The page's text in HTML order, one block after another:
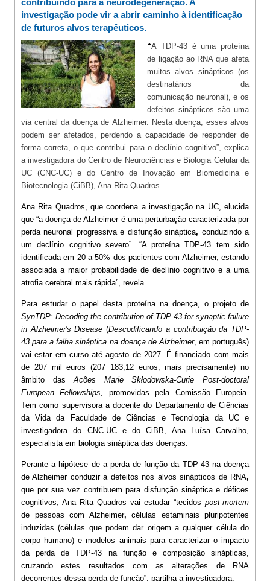
contribuindo para a neurodegeneração. A
investigação pode vir a abrir caminho à identificação
de futuros alvos terapêuticos.
“A TDP-43 é uma proteína
de ligação ao RNA que afeta
muitos alvos sinápticos (os
destinatários da
comunicação neuronal), e os
defeitos sinápticos são uma
via central da doença de Alzheimer. Nesta doença, esses alvos
podem ser afetados, perdendo a capacidade de responder de
forma correta, o que contribui para o declínio cognitivo”, explica
a investigadora do Centro de Neurociências e Biologia Celular da
UC (CNC-UC) e do Centro de Inovação em Biomedicina e
Biotecnologia (CiBB), Ana Rita Quadros.
Ana Rita Quadros, que coordena a investigação na UC, elucida
que “a doença de Alzheimer é uma perturbação caracterizada por
perda neuronal progressiva e disfunção sináptica, conduzindo a
umdeclínio cognitivo severo”. “A proteína TDP-43 tem sido
identificada em 20 a 50% dos pacientes com Alzheimer, estando
associada a maior probabilidade de declínio cognitivo e a uma
atrofia cerebral mais rápida”, revela.
Para estudar o papel desta proteína na doença, o projeto de
SynTDP: Decoding the contribution of TDP-43 for synaptic failure
in Alzheimer's Disease (Descodificando a contribuição da TDP-
43 para a falha sináptica na doença de Alzheimer, em português)
vai estar em curso até agosto de 2027. É financiado com mais
de 207 mil euros (207 183,12 euros, mais precisamente)no
âmbito dasAções Marie Skłodowska-Curie Post-doctoral
European Fellowships,
promovidas pela Comissão Europeia.
Tem como supervisora a docente do Departamento de Ciências
da Vida da Faculdade de Ciências e Tecnologia da UC e
investigadora do CNC-UC e do CiBB, Ana Luísa Carvalho,
especialista em biologia sináptica das doenças.
Perante a hipótese de a perda de função da TDP-43 na doença
de Alzheimer conduzir a defeitos nos alvos sinápticos de RNA,
que por sua vez contribuem para disfunção sináptica e défices
cognitivos, Ana Rita Quadros vai estudar “tecidos post-mortem
de pessoas com Alzheimer, células estaminais pluripotentes
induzidas (células que podem dar origem a qualquer célula do
corpo humano)e modelos animais para caracterizar o impacto
da perda de TDP-43 na função e composição sinápticas,
cruzando estes resultados com as alterações de RNA
decorrentes dessa perda de função”, partilha a investigadora.